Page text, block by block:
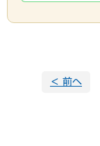
＜ 前へ